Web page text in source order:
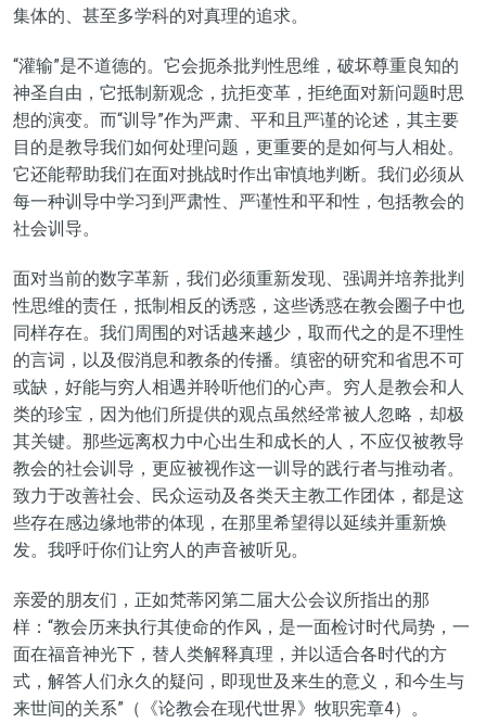
集体的、甚至多学科的对真理的追求。
“灌输”是不道德的。它会扼杀批判性思维 ， 破坏尊重良知的
神圣自由， 它抵制新观念， 抗拒变革， 拒绝面对新问题时思
想的演变。而“训导”作为严肃、平和且严谨的论述， 其主要
目的是教导我们如何处理问题，更重要的是如何与人相处。
它还能帮助我们在面对挑战时作出审慎地判断。我们必须从
每一种训导中学习到严肃性、严谨性和平和性，包括教会的
社会训导。
面对当前的数字革新，我们必须重新发现、强调并培养批判
性思维的责任，抵制相反的诱惑， 这些诱惑在教会圈子中也
同样存在。我们周围的对话越来越少，取而代之的是不理性
的言词，以及假消息和教条的传播。缜密的研究和省思不可
或缺，好能与穷人相遇并聆听他们的心声。穷人是教会和人
类的珍宝，因为他们所提供的观点虽然经常被人忽略，却极
其关键。那些远离权力中心出生和成长的人 ， 不应仅被教导
教会的社会训导，更应被视作这一训导的践行者与推动者。
致力于改善社会、民众运动及各类天主教工作团体，都是这
些存在感边缘地带的体现，在那里希望得以延续并重新焕
发。我呼吁你们让穷人的声音被听见。
亲爱的朋友们，正如梵蒂冈第二届大公会议所指出的那
样： “教会历来执行其使命的作风，是一面检讨时代局势，一
面在福音神光下，替人类解释真理，并以适合各时代的方
式，解答人们永久的疑问，即现世及来生的意义，和今生与
来世间的关系”（《论教会在现代世界》牧职宪章4）。